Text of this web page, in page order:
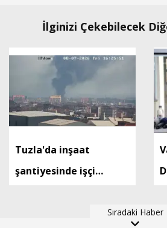
İlginizi Çekebilecek
Tuzla'da inşaat
şantiyesinde işçi
Sıradaki Haber